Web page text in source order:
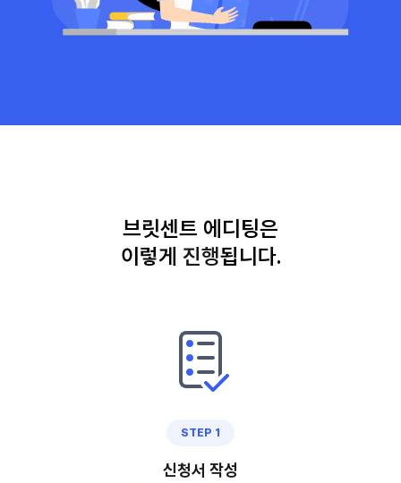
브릿센트 에디팅은
이렇게 진행됩니다.
STEP 1
신청서 작성